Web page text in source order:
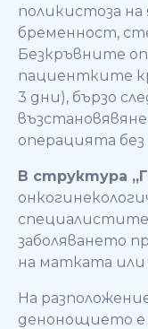
поликистоза
бременност,
Безкръвните
пациентките
3 дни), бързо
операцията без
В структура
заболяването
на матката
На
денонощието е